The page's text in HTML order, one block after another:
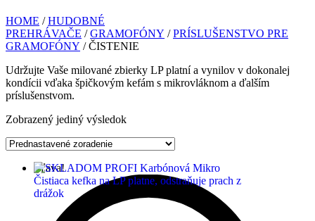
HOME /HUDOBNÉ
PREHRÁVAČE /GRAMOFÓNY /PRÍSLUŠENSTVO PRE
GRAMOFÓNY / ČISTENIE
Udržujte Vaše milované zbierky LP platní a vynilov v dokonalej
kondícii vďaka špičkovým kefám s mikrovláknom a ďalším
príslušenstvom.
Zobrazený jediný výsledok
Zľava!